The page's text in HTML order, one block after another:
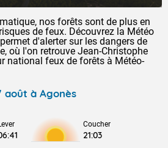
nos forêts sont de plus en
de feux. Découvrez la Météo
d'alerter sur les dangers de
où l'on retrouve Jean-Christophe
national feux de forêts à Météo-
août à Agonès
Coucher
21:03